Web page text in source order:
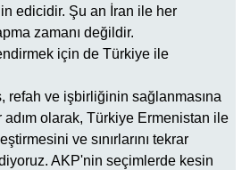
edicidir. Şu an İran ile her
zamanı değildir.
için de Türkiye ile
refah ve işbirliğinin sağlanmasına
adım olarak, Türkiye Ermenistan ile
ve sınırlarını tekrar
AKP'nin seçimlerde kesin